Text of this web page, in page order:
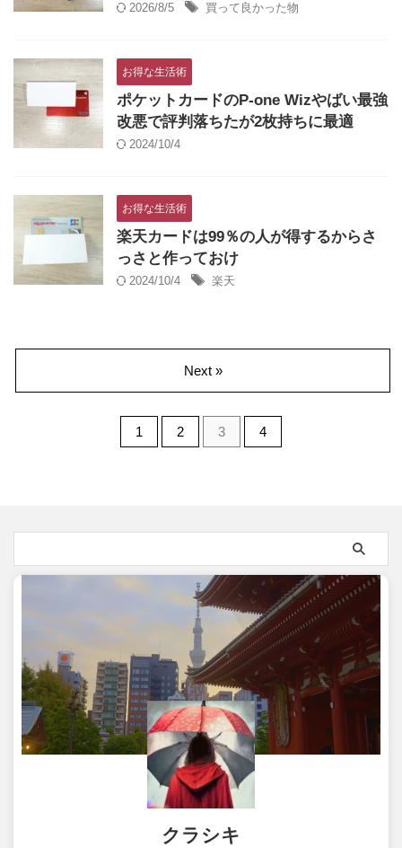
2026/8/5 買って良かった物
お得な生活術
ポケットカードのP-one Wizやばい最強
改悪で評判落ちたが2枚持ちに最適
2024/10/4
お得な生活術
楽天カードは99％の人が得するからさ
っさと作っておけ
2024/10/4 楽天
1 2 3 4
Next »
クラシキ